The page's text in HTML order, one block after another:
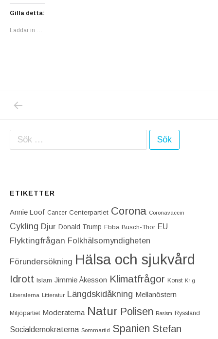
Gilla detta:
Laddar in …
Inläggsnavigering
Sök efter:
ETIKETTER
Annie Lööf Cancer Centerpartiet‎ Corona Coronavaccin
Cykling Djur Donald Trump Ebba Busch-Thor EU
Flyktingfrågan Folkhälsomyndigheten
Förundersökning Hälsa och sjukvård
Idrott Islam Jimmie Åkesson Klimatfrågor Konst Krig
Liberalerna Litteratur Längdskidåkning Mellanöstern
Miljöpartiet Moderaterna Natur Polisen Rasism Ryssland
Socialdemokraterna Sommartid Spanien Stefan